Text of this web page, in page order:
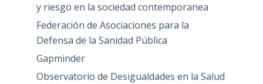
y riesgo en la sociedad contemporanea
Federación de Asociaciones para la
Defensa de la Sanidad Pública
Gapminder
Observatorio de Desigualdades en la Salud